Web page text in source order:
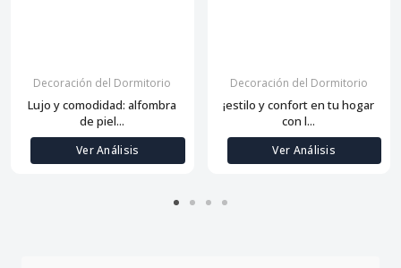
Decoración del Dormitorio
Lujo y comodidad: alfombra
de piel...
Ver Análisis
Decoración del Dormitorio
¡estilo y confort en tu hogar
con l...
Ver Análisis